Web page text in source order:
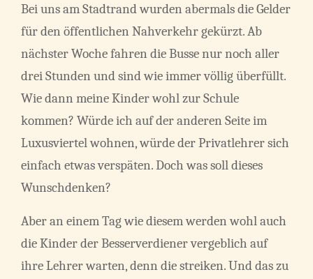
Bei uns am Stadtrand wurden abermals die Gelder
für den öffentlichen Nahverkehr gekürzt. Ab
nächster Woche fahren die Busse nur noch aller
drei Stunden und sind wie immer völlig überfüllt.
Wie dann meine Kinder wohl zur Schule
kommen? Würde ich auf der anderen Seite im
Luxusviertel wohnen, würde der Privatlehrer sich
einfach etwas verspäten. Doch was soll dieses
Wunschdenken?
Aber an einem Tag wie diesem werden wohl auch
die Kinder der Besserverdiener vergeblich auf
ihre Lehrer warten, denn die streiken. Und das zu